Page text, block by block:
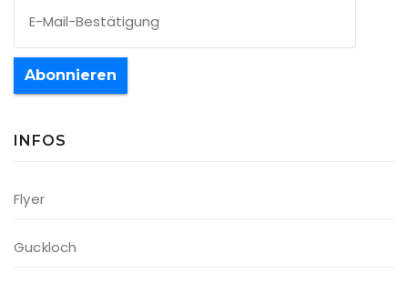
Abonnieren
INFOS
Flyer
Guckloch